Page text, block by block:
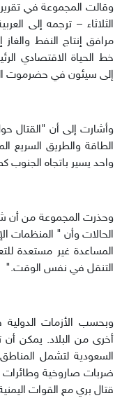
وقالت المجموعة في
مرافق إنتاج النفط
خط الحياة الاقتصادي
إلى سيئون في حضرموت
وأشارت إلى أن "القتال
الطاقة والطريق السريع
واحد يسير باتجاه
وحذرت المجموعة من أن
الحالات وأن " المنظمات
المساعدة غير مستعدة
التنقل في نفس الوقت."
وبحسب الأزمات
أخرى من البلاد. يمكن أن
السعودية لتشمل
ضربات صاروخية وطائرات
قتال بري مع القوات